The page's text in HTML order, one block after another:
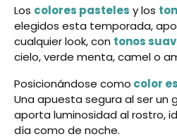
Los colores pasteles y los
elegidos esta temporada,
cualquier look, con tonos
cielo, verde menta, camel o
Posicionándose como color
Una apuesta segura al ser un
aporta luminosidad al rostro,
día como de noche.